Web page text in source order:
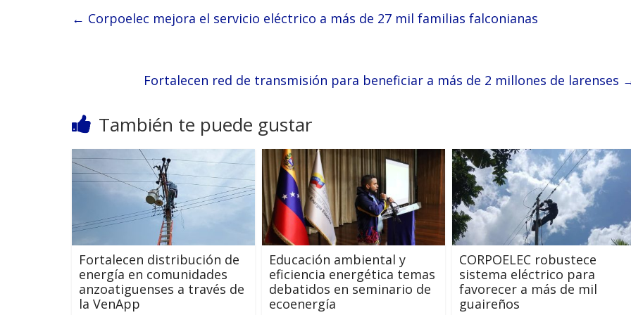
← Corpoelec mejora el servicio eléctrico a más de 27 mil familias falconianas
Fortalecen red de transmisión para beneficiar a más de 2 millones de larenses
También te puede gustar
Fortalecen distribución de
energía en comunidades
anzoatiguenses a través de
la VenApp
Educación ambiental y
eficiencia energética temas
debatidos en seminario de
ecoenergía
CORPOELEC robustece
sistema eléctrico para
favorecer a más de mil
guaireños